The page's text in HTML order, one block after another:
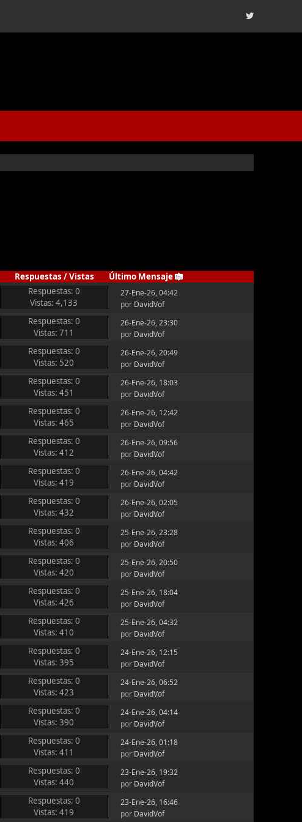
Respuestas /Vistas
Último Mensaje
Respuestas: 0
Vistas: 4,133
27-Ene-26, 04:42
por DavidVof
Respuestas: 0
Vistas: 711
26-Ene-26, 23:30
por DavidVof
Respuestas: 0
Vistas: 520
26-Ene-26, 20:49
por DavidVof
Respuestas: 0
Vistas: 451
26-Ene-26, 18:03
por DavidVof
Respuestas: 0
Vistas: 465
26-Ene-26, 12:42
por DavidVof
Respuestas: 0
Vistas: 412
26-Ene-26, 09:56
por DavidVof
Respuestas: 0
Vistas: 419
26-Ene-26, 04:42
por DavidVof
Respuestas: 0
Vistas: 432
26-Ene-26, 02:05
por DavidVof
Respuestas: 0
Vistas: 406
25-Ene-26, 23:28
por DavidVof
Respuestas: 0
Vistas: 420
25-Ene-26, 20:50
por DavidVof
Respuestas: 0
Vistas: 426
25-Ene-26, 18:04
por DavidVof
Respuestas: 0
Vistas: 410
25-Ene-26, 04:32
por DavidVof
Respuestas: 0
Vistas: 395
24-Ene-26, 12:15
por DavidVof
Respuestas: 0
Vistas: 423
24-Ene-26, 06:52
por DavidVof
Respuestas: 0
Vistas: 390
24-Ene-26, 04:14
por DavidVof
Respuestas: 0
Vistas: 411
24-Ene-26, 01:18
por DavidVof
Respuestas: 0
Vistas: 440
23-Ene-26, 19:32
por DavidVof
Respuestas: 0
Vistas: 419
23-Ene-26, 16:46
por DavidVof